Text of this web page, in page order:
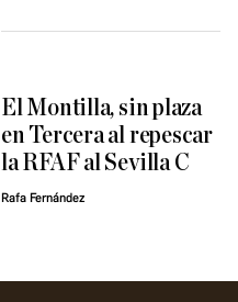
El Montilla, sin plaza
en Tercera al repescar
la RFAF al Sevilla C
Rafa Fernández